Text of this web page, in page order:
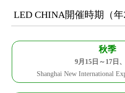
LED CHINA開催時期（年
秋季
9月15日～17日
Shanghai New International